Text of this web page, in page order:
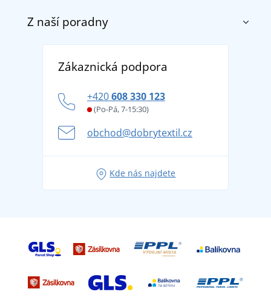
Doprava a platba
Vrácení zboží a reklamace
Potisk a výšivka
Věrnostní program BONTIS +
O nás
DobrýTextil pro firmy a organizace
Z naší poradny
tradicí od roku 1976
Letní dobrodružství začíná balením aneb připravte
se na dovolenou bez starostí
Tipy na svěží outfity pro pohodové léto
Zákaznická podpora
+420608 330 123
(Po-Pá, 7-15:30)
obchod@dobrytextil.cz
Kde nás najdete